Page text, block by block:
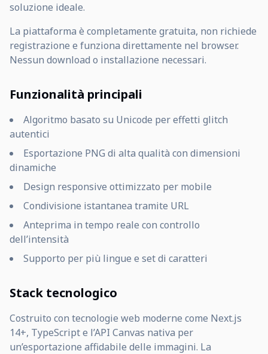
soluzione ideale.
La piattaforma è completamente gratuita, non richiede
registrazione e funziona direttamente nel browser.
Nessun download o installazione necessari.
Funzionalità principali
Algoritmo basato su Unicode per effetti glitch
autentici
Esportazione PNG di alta qualità con dimensioni
dinamiche
Design responsive ottimizzato per mobile
Condivisione istantanea tramite URL
Anteprima in tempo reale con controllo
dell’intensità
Supporto per più lingue e set di caratteri
Stack tecnologico
Costruito con tecnologie web moderne come Next.js
14+, TypeScript e l’API Canvas nativa per
un’esportazione affidabile delle immagini. La